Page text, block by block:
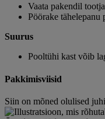
Vaata pakendil
Pöörake tähelepanu
Suurus
Pooltühi kast võib
Pakkimisviisid
Siin on mõned olulised